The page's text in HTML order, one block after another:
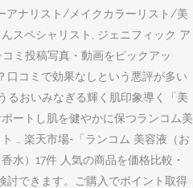
アナリスト/メイクカラーリスト/美
スペシャリスト, ジェニフィック ア
ミ投稿写真・動画をピックアッ
口コミで効果なしという悪評が多い
るおいみなぎる輝く肌印象導く「美
ートし肌を健やかに保つランコム美
… 楽天市場-「ランコム 美容液（お
水）17件 人気の商品を価格比較・
討できます。ご購入でポイント取得